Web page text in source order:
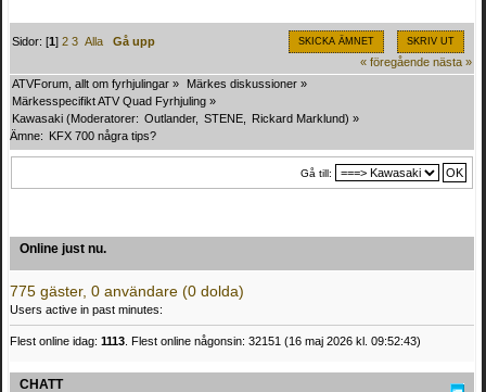
SKICKA ÄMNET SKRIV UT
Sidor: [1]2 3 Alla
Gå upp
« föregående nästa »
ATVForum, allt om fyrhjulingar » Märkes diskussioner »
Märkesspecifikt ATV Quad Fyrhjuling »
Kawasaki (Moderatorer: Outlander, STENE Rickard Marklund) »
Ämne: KFX 700 några tips?
Gå till:
Online just nu.
775 gäster, 0 användare (0 dolda)
Users active in past minutes:
Flest online idag: 1113 . Flest online någonsin: 32151 (16 maj 2026 kl. 09:52:43)
CHATT